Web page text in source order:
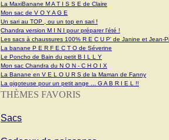
La MaxiBanane M A T I S S E de Claire
Mon sac de V O Y A G E
Un sari au TOP , ou un top en sari !
Chandra version M I N I pour préparer l'été !
Les sacs à chaussures 100% R E C U P' de Janine et Jean-
La banane P E R F E C T O de Séverine
Le Poncho de Bain du petit B I L L Y
Mon sac Chandra du N O N - C H O I X
La Banane en V E L O U R S de la Maman de Fanny
La gigoteuse pour un petit ange ... G A B R I E L !!
THÈMES FAVORIS
Sacs